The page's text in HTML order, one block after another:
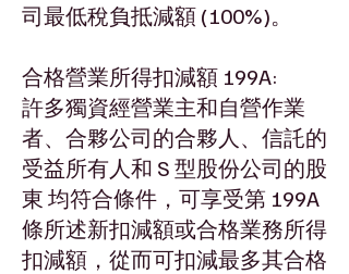
司最低稅負抵減額 (100%)。
合格營業所得扣減額 199A:
許多獨資經營業主和自營作業
者、合夥公司的合夥人、信託的
受益所有人和 S 型股份公司的股
東 均符合條件，可享受第 199A
條所述新扣減額或合格業務所得
扣減額，從而可扣減最多其合格